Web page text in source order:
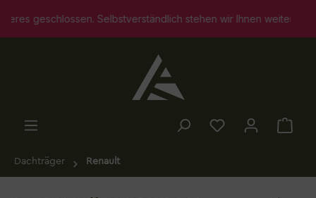
springen
stehen wir Ihnen weiterhin für persönliche
Dachträger Renault